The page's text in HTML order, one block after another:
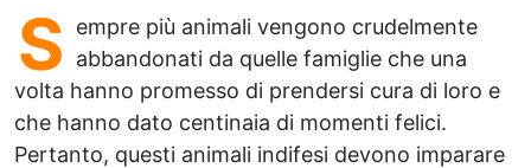
S
empre più animali vengono crudelmente
abbandonati da quelle famiglie che una
volta hanno promesso di prendersi cura di loro e
che hanno dato centinaia di momenti felici.
Pertanto, questi animali indifesi devono imparare